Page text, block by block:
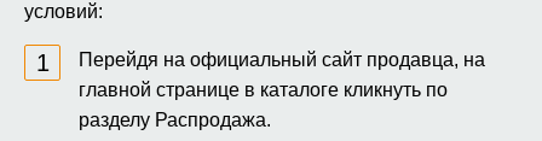
условий:
Перейдя на официальный сайт продавца, на
главной странице в каталоге кликнуть по
разделу Распродажа.